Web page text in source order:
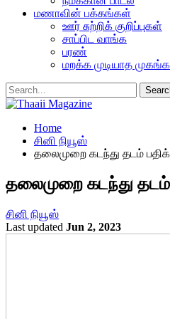
மணாவின் பக்கங்கள்
ஊர் சுற்றிக் குறிப்புகள்
சாப்பிட வாங்க
பரண்
மறக்க முடியாத
Home
சினி நியூஸ்
தலைமுறை கடந்து தடம்
தலைமுறை கடந்து
சினி நியூஸ்
Last updated Jun 2, 2023